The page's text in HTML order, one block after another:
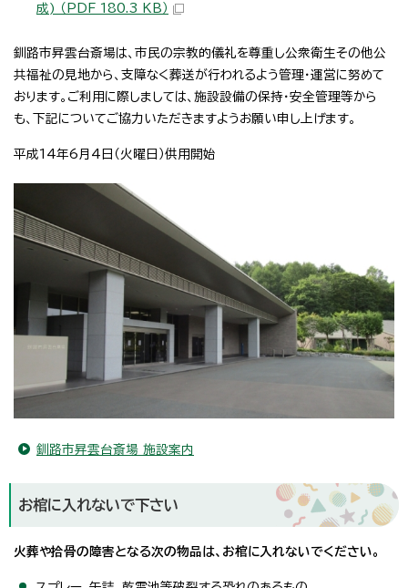
成) （PDF 180.3 KB）
釧路市昇雲台斎場は、市民の宗教的儀礼を尊重し公衆衛生その他公
共福祉の見地から、支障なく葬送が行われるよう管理・運営に努めて
おります。ご利用に際しましては、施設設備の保持・安全管理等から
も、下記についてご協力いただきますようお願い申し上げます。
平成14年6月4日（火曜日）供用開始
釧路市昇雲台斎場 施設案内
お棺に入れないで下さい
火葬や拾骨の障害となる次の物品は、お棺に入れないでください。